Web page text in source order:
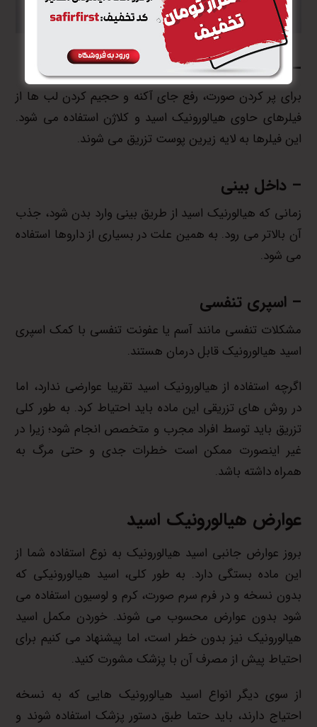
– فیلر
برای پر کردن صورت، رفع جای آکنه و حجیم کردن لب ها از
فیلرهای حاوی هیالورونیک اسید و کلاژن استفاده می شود.
این فیلرها به لایه زیرین پوست تزریق می شوند.
– داخل بینی
زمانی که هیالورنیک اسید از طریق بینی وارد بدن شود، جذب
آن بالاتر می رود. به همین علت در بسیاری از داروها استفاده
می شود.
– اسپری تنفسی
مشکلات تنفسی مانند آسم یا عفونت تنفسی با کمک اسپری
اسید هیالورونیک قابل درمان هستند.
اگرچه استفاده از هیالورونیک اسید تقریبا عوارضی ندارد، اما
در روش های تزریقی این ماده باید احتیاط کرد. به طور کلی
تزریق باید توسط افراد مجرب و متخصص انجام شود؛ زیرا در
غیر اینصورت ممکن است خطرات جدی و حتی مرگ به
همراه داشته باشد.
عوارض هیالورونیک اسید
بروز عوارض جانبی اسید هیالورونیک به نوع استفاده شما از
این ماده بستگی دارد. به طور کلی، اسید هیالورونیکی که
بدون نسخه و در فرم سرم صورت، کرم و لوسیون استفاده می
شود بدون عوارض محسوب می شوند. خوردن مکمل اسید
هیالورونیک نیز بدون خطر است، اما پیشنهاد می کنیم برای
احتیاط پیش از مصرف آن با پزشک مشورت کنید.
از سوی دیگر انواع اسید هیالورونیک هایی که به نسخه
احتیاج دارند، باید حتما طبق دستور پزشک استفاده شوند و